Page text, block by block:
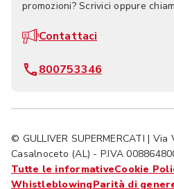
promozioni? Scrivici oppure
Contattaci
800753346
© GULLIVER SUPERMERCATI |
Casalnoceto (AL) - P.IVA
Tutte le informativeCookie
WhistleblowingParità di